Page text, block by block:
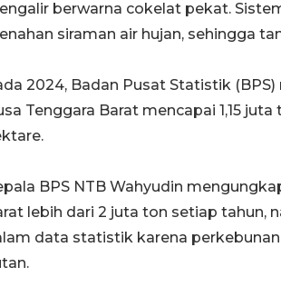
berwarna cokelat pekat.
siraman air hujan, sehingga
2024, Badan Pusat Statistik
Tenggara Barat mencapai 1,15
BPS NTB Wahyudin
lebih dari 2 juta ton setiap tahun,
data statistik karena